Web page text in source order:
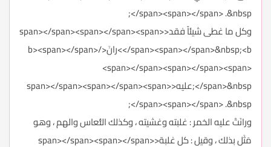
</span><span></span> .&nbsp;
وكل ما غطى شيئاً فقد<span></span><span></span><span>
</span><span></span>&nbsp;<b>رانَ</b><span></span>
<span></span><span></span><span>
</span>&nbsp;عليه<span></span><span></span><span>
</span><span></span> .&nbsp;
ورانَتْ عليه الخمر : غلبته وغشيته ، وكذلك النُّعاس والهم ، وهو
مَثَل بذلك ، وقيل : كل غلبة<span></span><span></span>